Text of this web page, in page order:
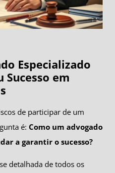
Especializado
Sucesso em
de participar de um
é: Como um advogado
a garantir o sucesso?
detalhada de todos os